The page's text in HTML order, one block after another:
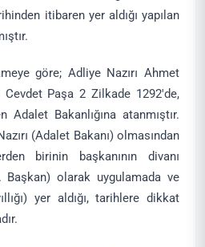
itibaren yer aldığı yapılan
göre; Adliye Nazırı Ahmet
Cevdet Paşa 2 Zilkade 1292'de,
Bakanlığına atanmıştır.
(Adalet Bakanı) olmasından
birinin başkanının divanı
olarak uygulamada ve
yer aldığı, tarihlere dikkat